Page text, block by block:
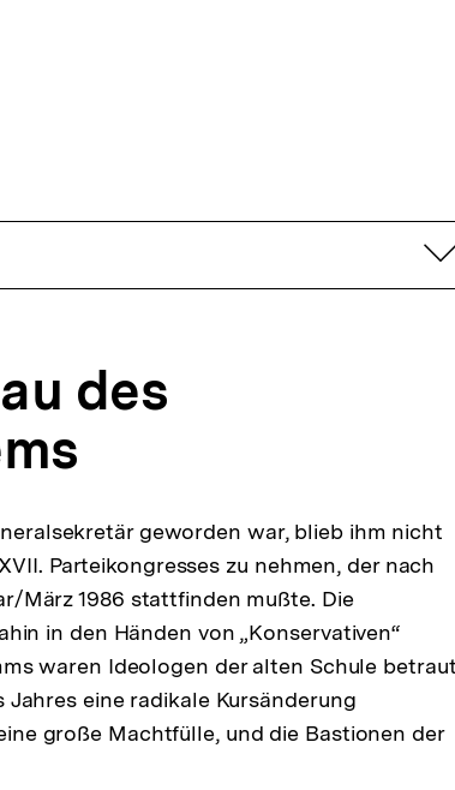
des
geworden war, blieb ihm nicht
Parteikongresses zu nehmen, der nach
März 1986 stattfinden mußte. Die
in den Händen von „Konservativen“
waren Ideologen der alten Schule betraut
eine radikale Kursänderung
große Machtfülle, und die Bastionen der